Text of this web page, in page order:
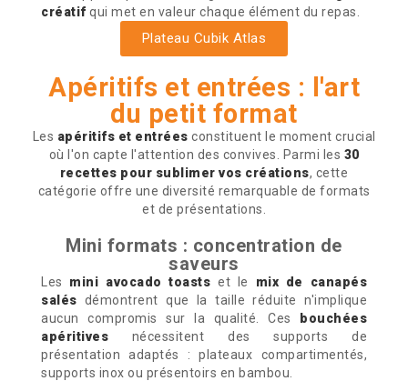
créatif qui met en valeur chaque élément du repas.
Plateau Cubik Atlas
Apéritifs et entrées : l'art
du petit format
Les apéritifs et entrées constituent le moment crucial
où l'on capte l'attention des convives. Parmi les 30
recettes pour sublimer vos créations, cette
catégorie offre une diversité remarquable de formats
et de présentations.
Mini formats : concentration de
saveurs
Les mini avocado toasts et le mix de canapés
salés démontrent que la taille réduite n'implique
aucun compromis sur la qualité. Ces
bouchées
apéritives nécessitent des supports de
présentation adaptés : plateaux compartimentés,
supports inox ou présentoirs en bambou.